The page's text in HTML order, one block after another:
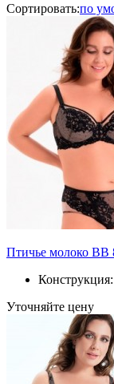
Сортировать:по
Птичье молоко BB
Уточняйте цену